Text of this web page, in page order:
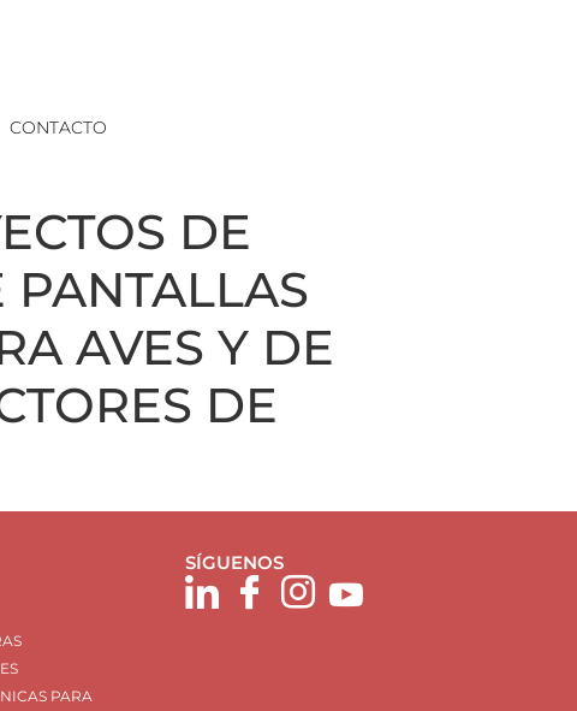
CONTACTO
DE
AVES Y DE
DE
PARA
SÍGUENOS